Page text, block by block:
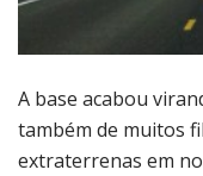
A base acabou
também de muitos
extraterrenas em